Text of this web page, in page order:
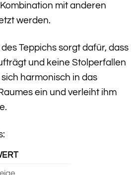
mit anderen
werden.
Teppichs sorgt dafür, dass
und keine Stolperfallen
harmonisch in das
ein und verleiht ihm